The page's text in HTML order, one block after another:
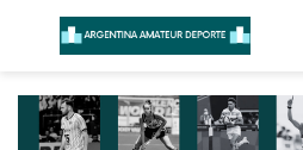
Menú